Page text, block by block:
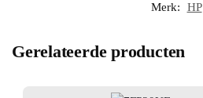
Merk:
HP
Gerelateerde producten